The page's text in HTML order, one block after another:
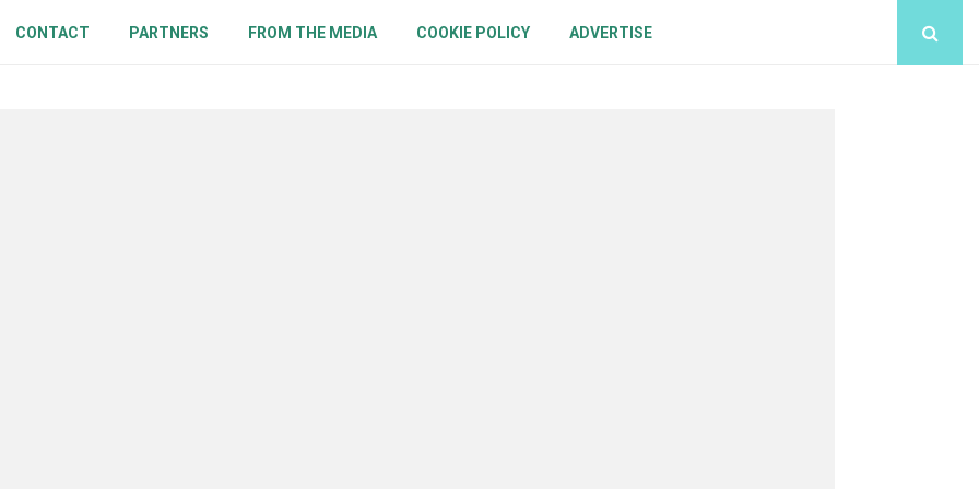
CONTACT PARTNERS FROM THE MEDIA COOKIE POLICY ADVERTISE